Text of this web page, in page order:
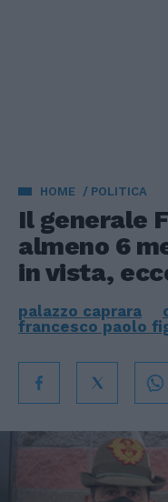
HOME POLITICA
Il generale
almeno 6
in vista,
palazzo caprara
francesco paolo